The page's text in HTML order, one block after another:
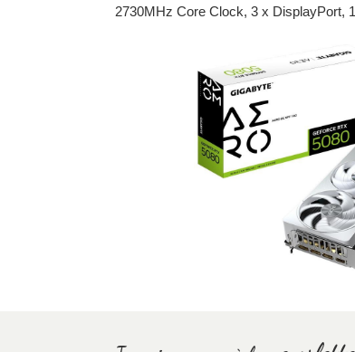
2730MHz Core Clock, 3 x DisplayPort,